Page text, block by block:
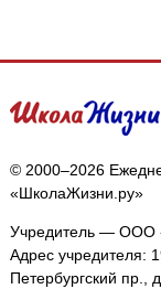
© 2000–2026
«ШколаЖизни.ру»
Учредитель — ООО
Адрес учредителя:
Петербургский пр.,